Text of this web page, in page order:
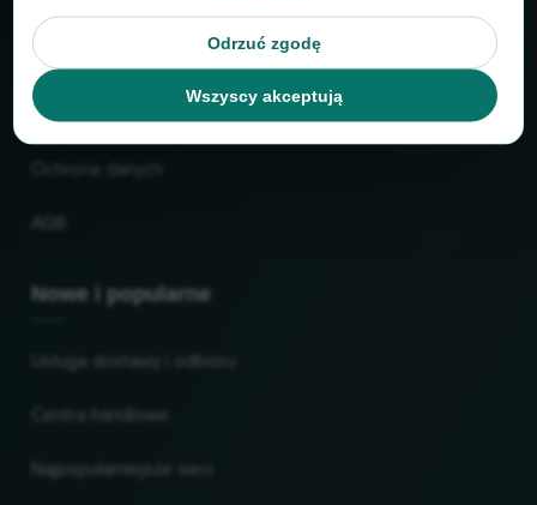
Prawne
Nadruk
Nowe i popularne
Centra handlowe
Najpopularniejsze sieci
Odrzuć zgodę
Wszyscy akceptują